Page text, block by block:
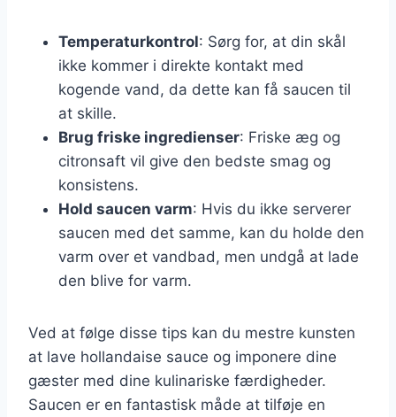
Temperaturkontrol: Sørg for, at din skål
ikke kommer i direkte kontakt med
kogende vand, da dette kan få saucen til
at skille.
Brug friske ingredienser: Friske æg og
citronsaft vil give den bedste smag og
konsistens.
Hold saucen varm: Hvis du ikke serverer
saucen med det samme, kan du holde den
varm over et vandbad, men undgå at lade
den blive for varm.
Ved at følge disse tips kan du mestre kunsten
at lave hollandaise sauce og imponere dine
gæster med dine kulinariske færdigheder.
Saucen er en fantastisk måde at tilføje en